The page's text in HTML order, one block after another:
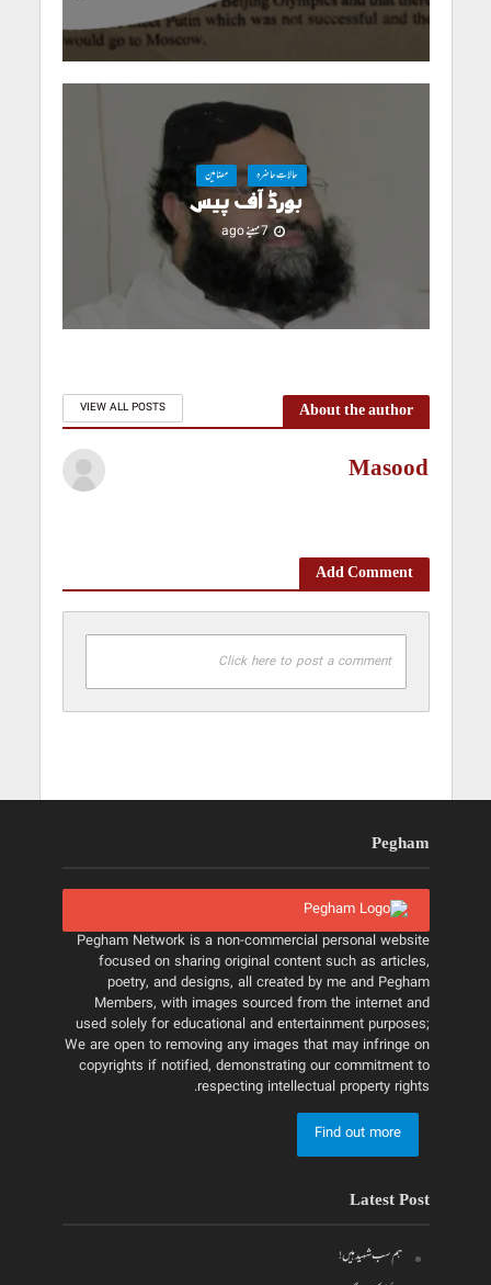
حالاتِ حاضرہ مضامین
بورڈ آف پیس
7 مہینے ago
About the author
VIEW ALL POSTS
Masood
Add Comment
Click here to post a comment
Pegham
Pegham Network is a non-commercial personal website
focused on sharing original content such as articles,
poetry, and designs, all created by me and Pegham
Members, with images sourced from the internet and
used solely for educational and entertainment purposes;
We are open to removing any images that may infringe on
copyrights if notified, demonstrating our commitment to
respecting intellectual property rights.
Find out more
Latest Post
ہم سب شہید ہیں!